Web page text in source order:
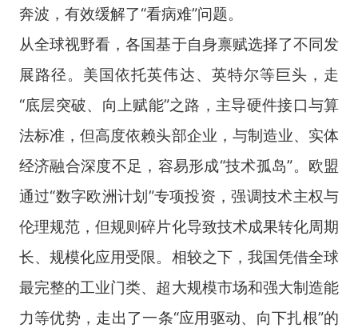
奔波，有效缓解了“看病难”问题。
从全球视野看，各国基于自身禀赋选择了不同发
展路径。美国依托英伟达、英特尔等巨头，走
“底层突破、向上赋能”之路，主导硬件接口与算
法标准，但高度依赖头部企业，与制造业、实体
经济融合深度不足，容易形成“技术孤岛”。欧盟
通过“数字欧洲计划”专项投资，强调技术主权与
伦理规范，但规则碎片化导致技术成果转化周期
长、规模化应用受限。相较之下，我国凭借全球
最完整的工业门类、超大规模市场和强大制造能
力等优势，走出了一条“应用驱动、向下扎根”的